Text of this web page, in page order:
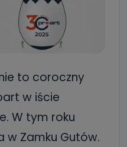
to coroczny
w iście
W tym roku
w Zamku Gutów.